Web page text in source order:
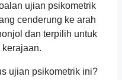
ujian psikometrik
cenderung ke arah
dan terpilih untuk
kerajaan.
ujian psikometrik ini?